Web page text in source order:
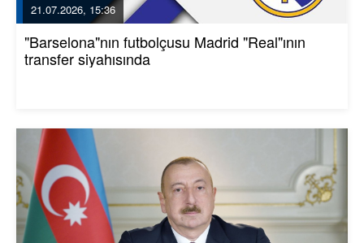
21.07.2026, 15:36
"Barselona"nın futbolçusu Madrid "Real"ının
transfer siyahısında